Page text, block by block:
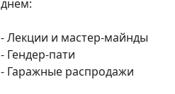
днём:
- Лекции и мастер-майнды
- Гендер-пати
- Гаражные распродажи